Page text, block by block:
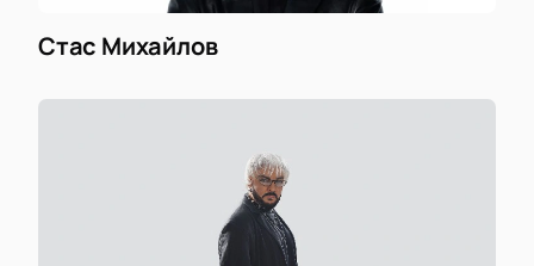
Стас Михайлов